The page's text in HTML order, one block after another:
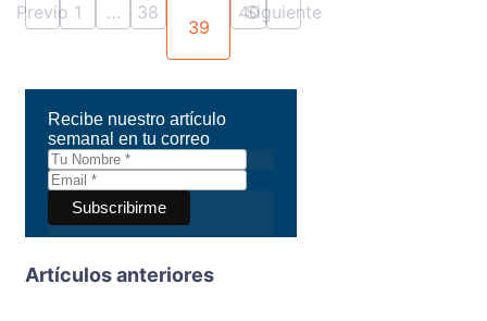
Previo 1 … 38
39
40
Siguiente
Recibe nuestro artículo
semanal en tu correo
Artículos anteriores